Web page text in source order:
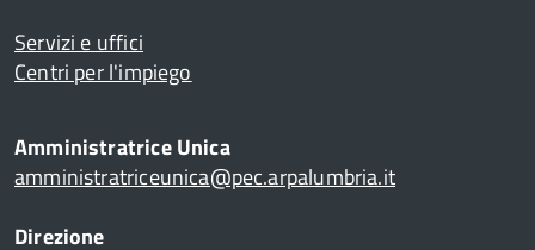
Servizi e uffici
Centri per l'impiego
Amministratrice Unica
amministratriceunica@pec.arpalumbria.it
Direzione